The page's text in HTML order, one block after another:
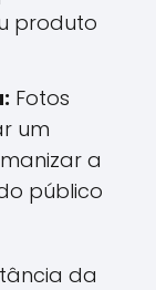
produto
Fotos
um
a
público
da